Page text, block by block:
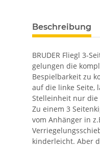
Beschreibung
BRUDER Fliegl 3-
gelungen die
Bespielbarkeit zu
auf die linke Seite,
Stelleinheit nur die
Zu einem 3
vom Anhänger in
kinderleicht. Aber